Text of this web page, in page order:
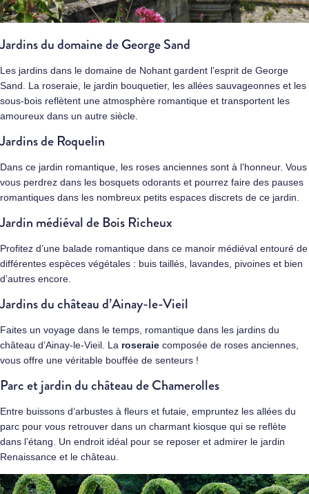
Jardins du domaine de George Sand
Les jardins dans le domaine de Nohant gardent l’esprit de George
Sand. La roseraie, le jardin bouquetier, les allées sauvageonnes et les
sous-bois reflètent une atmosphère romantique et transportent les
amoureux dans un autre siècle.
Jardins de Roquelin
Dans ce jardin romantique, les roses anciennes sont à l’honneur. Vous
vous perdrez dans les bosquets odorants et pourrez faire des pauses
romantiques dans les nombreux petits espaces discrets de ce jardin.
Jardin médiéval de Bois Richeux
Profitez d’une balade romantique dans ce manoir médiéval entouré de
différentes espèces végétales : buis taillés, lavandes, pivoines et bien
d’autres encore.
Jardins du château d’Ainay-le-Vieil
Faites un voyage dans le temps, romantique dans les jardins du
château d’Ainay-le-Vieil . La roseraie composée de roses anciennes,
vous offre une véritable bouffée de senteurs !
Parc et jardin du château de Chamerolles
Entre buissons d’arbustes à fleurs et futaie, empruntez les allées du
parc pour vous retrouver dans un charmant kiosque qui se reflète
dans l’étang. Un endroit idéal pour se reposer et admirer le jardin
Renaissance et le château.